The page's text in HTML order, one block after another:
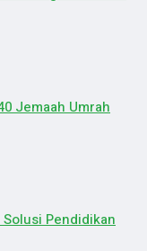
Jemaah Umrah
Pendidikan